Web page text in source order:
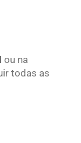
ou na
todas as